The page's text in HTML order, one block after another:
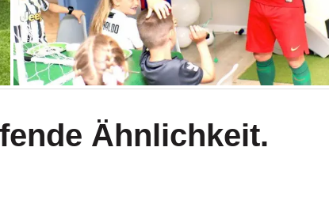
Ähnlichkeit.